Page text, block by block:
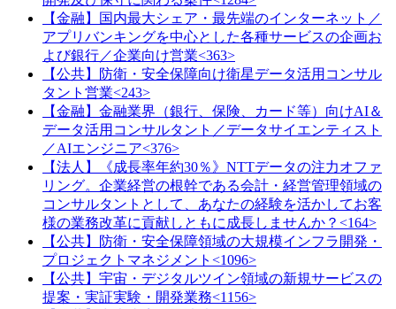
【金融】国内最大シェア・最先端のインターネット／
アプリバンキングを中心とした各種サービスの企画お
よび銀行／企業向け営業<363>
【公共】防衛・安全保障向け衛星データ活用コンサル
タント営業<243>
【金融】金融業界（銀行、保険、カード等）向けAI＆
データ活用コンサルタント／データサイエンティスト
／AIエンジニア<376>
【法人】《成長率年約30％》NTTデータの注力オファ
リング。企業経営の根幹である会計・経営管理領域の
コンサルタントとして、あなたの経験を活かしてお客
様の業務改革に貢献しともに成長しませんか？<164>
【公共】防衛・安全保障領域の大規模インフラ開発・
プロジェクトマネジメント<1096>
【公共】宇宙・デジタルツイン領域の新規サービスの
提案・実証実験・開発業務<1156>